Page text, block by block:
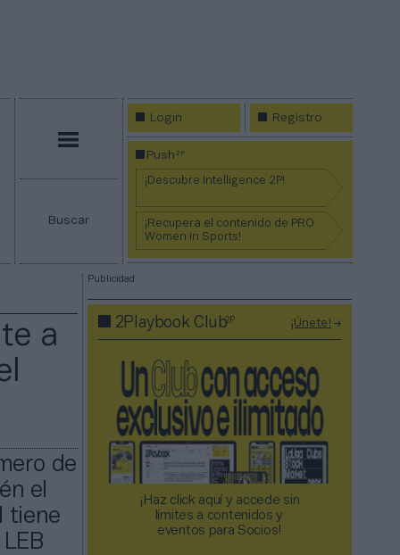
Buscar
Login Registro
Push2P
¡Descubre Intelligence 2P!
¡Recupera el contenido de PRO
Women in Sports!
a
de
el
tiene
Publicidad
2Playbook Club2P ¡Únete!
¡Haz click aquí y accede sin
límites a contenidos y
eventos para Socios!​​​​​​​